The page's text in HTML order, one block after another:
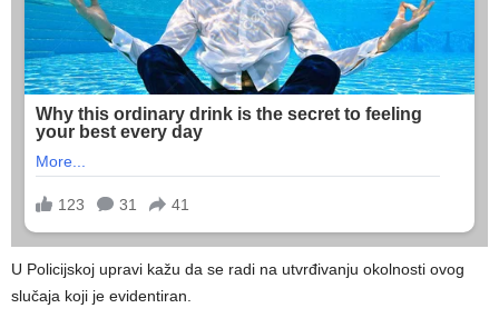
U Policijskoj upravi kažu da se radi na utvrđivanju okolnosti ovog
slučaja koji je evidentiran.